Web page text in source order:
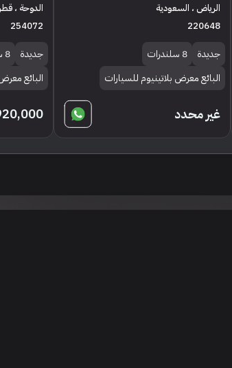
الرياض ، السعودية
220648
جديدة
8 سلندرات
البائع معرض بلاتينيوم للسيارات
غير محدد
الدوحة ، قطر
254072
جديدة
8 سلندرات
البائع